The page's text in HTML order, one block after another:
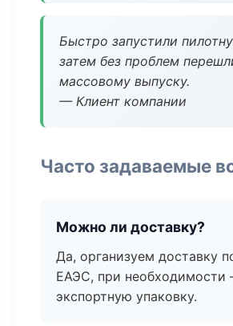
Быстро запустили
затем без проблем
массовому выпуску.
— Клиент компании
Часто задаваемые
Можно ли доставку?
Да, организуем доставку
ЕАЭС, при
экспортную упаковку.